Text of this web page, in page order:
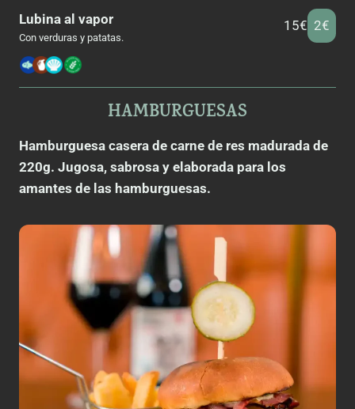
Lubina al vapor
Con verduras y patatas.
15€ 2€
HAMBURGUESAS
Hamburguesa casera de carne de res madurada de
220g. Jugosa, sabrosa y elaborada para los
amantes de las hamburguesas.